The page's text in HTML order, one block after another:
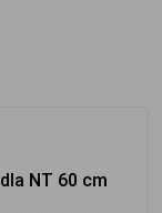
NT 60 cm